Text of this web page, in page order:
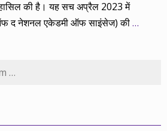
की है। यह सच अप्रैल 2023 में
ऑफ द नेशनल एकेडमी ऑफ साइंसेज) की…